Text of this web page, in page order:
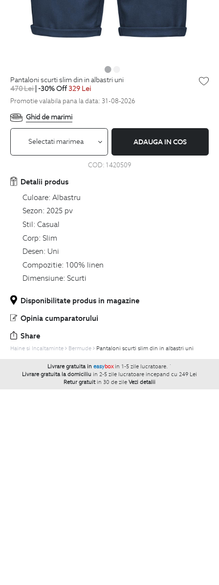
pantaloni scurti slim din in albastri uni
470Lei | -30% Off329 Lei
Promotie valabila pana la data: 31-08-2026
Ghid de marimi
Selectati marimea ADAUGA IN COS
COD: 1420509
Detalii produs
Culoare: Albastru
Sezon: 2025 pv
Stil: Casual
Corp: Slim
Desen: Uni
Compozitie: 100% linen
Dimensiune: Scurti
Disponibilitate produs in magazine
Opinia cumparatorului
Share
Haine si Incaltaminte Bermude Pantaloni scurti slim din in albastri uni
Livrare gratuita in easybox in 1-5 zile lucratoare. `
Livrare gratuita la domiciliu in 2-5 zile lucratoare incepand cu 249 Lei
Retur gratuit in 30 de zile Vezi detalii